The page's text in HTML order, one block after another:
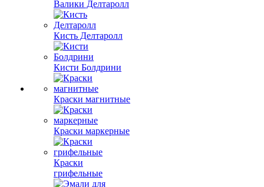
Валики Делтаролл
Кисть Делтаролл
Кисти Болдрини
Краски магнитные
Краски маркерные
Краски
грифельные